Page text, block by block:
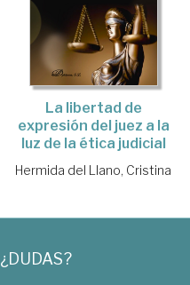
La libertad de
expresión del juez a la
luz de la ética judicial
Hermida del Llano, Cristina
¿DUDAS?